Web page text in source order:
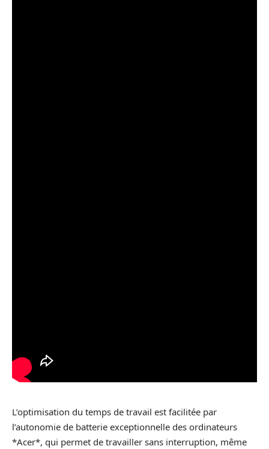
L’optimisation du temps de travail est facilitée par
l’autonomie de batterie exceptionnelle des ordinateurs
*Acer*, qui permet de travailler sans interruption, même